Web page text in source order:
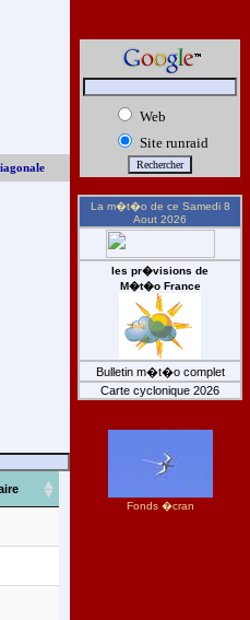
Web
Site runraid
La m�t�o de ce Samedi 8
Aout 2026
les pr�visions de
M�t�o France
Bulletin m�t�o complet
Carte cyclonique 2026
Fonds �cran